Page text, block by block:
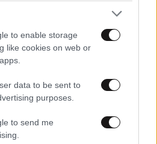
to enable storage
like cookies on web or
data to be sent to
purposes.
to send me
από το θανατηφόρο
Η στιγμή που το ΙΧ μπαίνει
Ακαριαία πέθαναν γιος